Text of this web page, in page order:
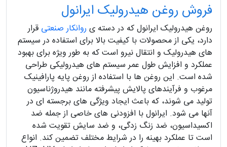
فروش روغن هیدرولیک ایرانول
روغن هیدرولیک ایرانول که در دسته ی روانکار صنعتی قرار
دارد، یکی از محصولات با کیفیت بالا برای استفاده در سیستم
های هیدرولیک و انتقال نیرو است که به طور ویژه برای بهبود
عملکرد و افزایش طول عمر سیستم های هیدرولیکی طراحی
شده است. این روغن ها با استفاده از روغن پایه پارافینیک
مرغوب و فرآیندهای پالایش پیشرفته مانند هیدروژناسیون
تولید می شوند، که باعث ایجاد ویژگی های برجسته ای در
آنها می شود. ایرانول با افزودنی های خاصی از جمله ضد
اکسیداسیون، ضد زنگ زدگی، و ضد سایش تقویت شده
است تا عملکرد بهینه را در شرایط مختلف تضمین کند. انواع